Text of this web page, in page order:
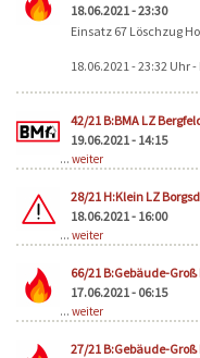
18.06.2021 - 23:30
Einsatz 67 Löschzug
18.06.2021 - 23:32 Uhr
42/21 B:BMA LZ
19.06.2021 - 14:15
... weiter
28/21 H:Klein LZ
18.06.2021 - 16:00
... weiter
66/21 B:Gebäude-
17.06.2021 - 06:15
... weiter
27/21 B:Gebäude-Groß